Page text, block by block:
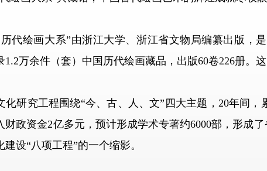
绘画大系”由浙江大学、浙江省文物局编纂出版，
1.2万余件（套）中国历代绘画藏品，出版60卷226册。
究工程围绕“今、古、人、文”四大主题，20年间，
财政资金2亿多元，预计形成学术专著约6000部，形成
建设“八项工程”的一个缩影。